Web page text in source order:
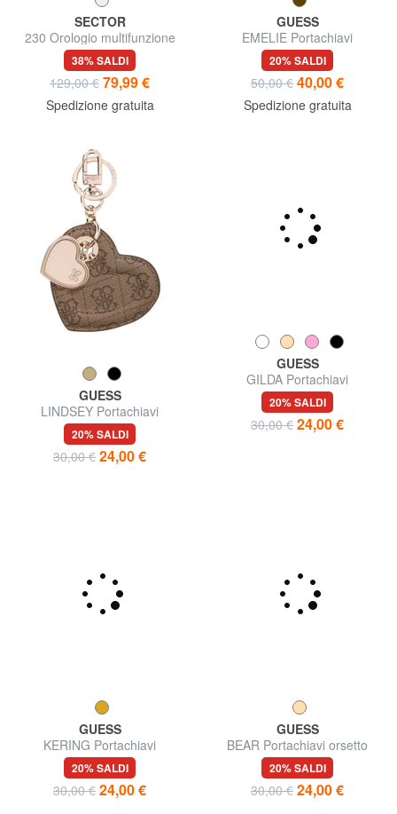
SECTOR
230 Orologio multifunzione
38% SALDI
129,00 € 79,99 €
Spedizione gratuita
GUESS
EMELIE Portachiavi
20% SALDI
50,00 € 40,00 €
Spedizione gratuita
GUESS
LINDSEY Portachiavi
20% SALDI
30,00 € 24,00 €
GUESS
GILDA Portachiavi
20% SALDI
GUESS
KERING Portachiavi
20% SALDI
GUESS
BEAR Portachiavi orsetto
20% SALDI